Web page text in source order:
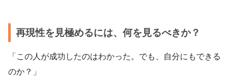
再現性を見極めるには、何を見るべきか？
「この人が成功したのはわかった。でも、自分にもできる
のか？」